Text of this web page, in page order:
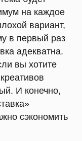
на каждое
вариант,
в первый раз
адекватна.
вы хотите
И конечно,
сэкономить